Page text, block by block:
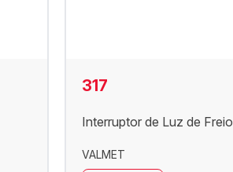
317
Interruptor de Luz de Freio
VALMET